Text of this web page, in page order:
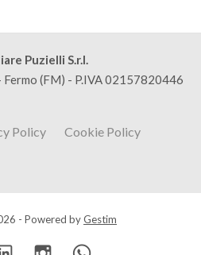
Puzielli S.r.l.
(FM) - P.IVA 02157820446
Policy Cookie Policy
- Powered byGestim